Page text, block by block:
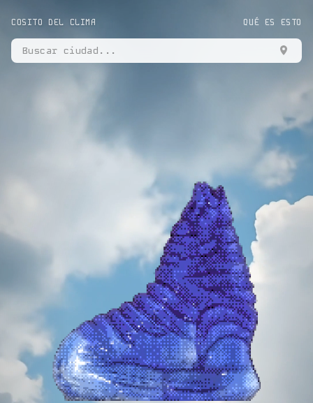
COSITO DEL CLIMA QUÉ ES ESTO